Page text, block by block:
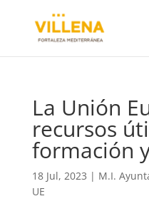
La Unión
recursos
formación
18 Jul, 2023 | M.I.
UE